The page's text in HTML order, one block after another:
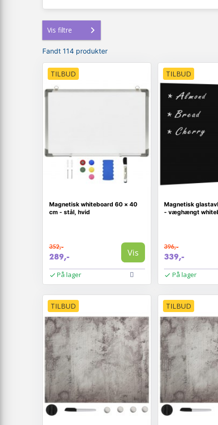
Vis filtre
Fandt 114 produkter
TILBUD
Magnetisk whiteboard 60 × 40
cm - stål, hvid
352,-
289,- Vis
På lager
TILBUD
Magnetisk
- væghængt
396,-
339,-
På lager
TILBUD TILBUD